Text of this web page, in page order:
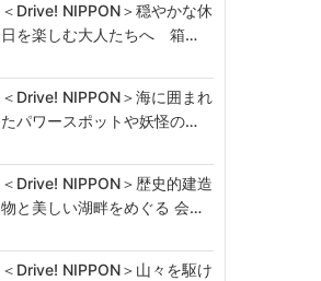
＜Drive! NIPPON＞穏やかな休
日を楽しむ大人たちへ 箱…
＜Drive! NIPPON＞海に囲まれ
たパワースポットや妖怪の…
＜Drive! NIPPON＞歴史的建造
物と美しい湖畔をめぐる 会…
＜Drive! NIPPON＞山々を駆け